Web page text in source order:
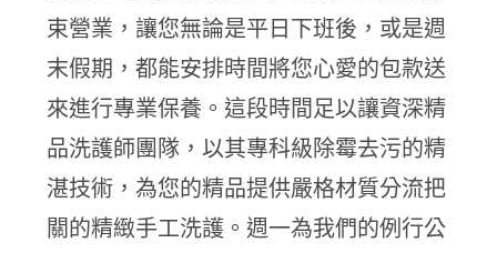
束營業，讓您無論是平日下班後，或是週
末假期，都能安排時間將您心愛的包款送
來進行專業保養。這段時間足以讓資深精
品洗護師團隊，以其專科級除霉去污的精
湛技術，為您的精品提供嚴格材質分流把
關的精緻手工洗護。週一為我們的例行公